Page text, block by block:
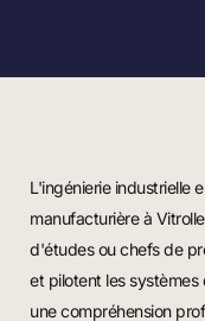
L'ingénierie industrielle
manufacturière à
d'études ou chefs de
et pilotent les
une compréhension